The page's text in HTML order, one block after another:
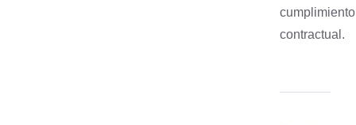
cumplimiento
contractual.